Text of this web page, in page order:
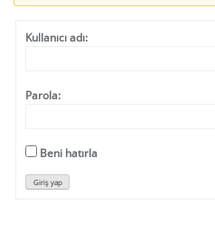
Kullanıcı adı:
Parola:
Beni hatırla
Giriş yap